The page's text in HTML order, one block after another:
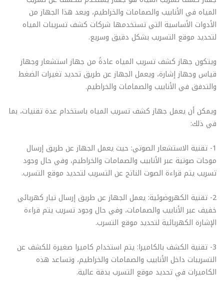
المياه في الأنابيب والصمامات والخراطيم، ويعد هذا الجهاز من
الأدوات الأساسية التي تستخدمها شركات كشف تسريبات المياه
لتحديد موقع التسريب بشكل دقيق وسريع.
ويتكون جهاز كشف تسريب المياه عادةً من جهاز استشعار وجهاز
قياس وجهاز إشارة، ويعمل الجهاز عن طريق تحديد تغيرات الضغط
والتدفق في الأنابيب والصمامات والخراطيم.
ويمكن أن يعمل جهاز كشف تسريب المياه باستخدام عدة تقنيات، بما
في ذلك:
1- تقنية الاستشعار الصوتي: حيث يعمل الجهاز عن طريق إرسال
موجات صوتية عبر الأنابيب والصمامات والخراطيم، وفي حال وجود
تسريب يتم قراءة الصوت الناتج عن التسريب لتحديد موقع التسرب.
2- تقنية الكهروضوئية: يعمل الجهاز عن طريق إرسال تيار كهربائي
خفيف عبر الأنابيب والصمامات، وفي حال وجود تسريب يتم قراءة
الإشارة الكهربائية لتحديد موقع التسرب.
3- تقنية الكشف بالكاميرا: يتم استخدام كاميرا صغيرة للكشف عن
التسريبات داخل الأنابيب والصمامات والخراطيم، وتساعد هذه
الكاميرات في تحديد موقع التسرب بدقة عالية.